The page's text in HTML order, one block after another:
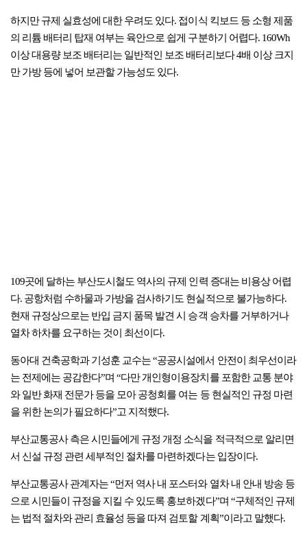
하지만 규제 실효성에 대한 우려도 있다. 접이식 킥보드 등 소형 제품
의 리튬 배터리 탑재 여부는 육안으로 쉽게 구분하기 어렵다. 160Wh
이상 대용량 보조 배터리는 일반적인 보조 배터리보다 4배 이상 크지
만 가방 등에 넣어 보관할 가능성도 있다.
109곳에 달하는 부산도시철도 역사의 규제 인력 증대는 비용상 어렵
다. 공항처럼 수하물과 가방을 검사하기도 현실적으로 불가능하다.
현재 규정상으로는 반입 금지 품목 발견 시 승객 승차를 거부하거나
열차 하차를 요구하는 것이 최선이다.
동아대 건축공학과 기성훈 교수는 “공공시설에서 안전이 최우선이라
는 전제에는 공감한다”며 “다만 개인형이용장치를 포함한 교통 분야
와 일반 화재 전문가 등을 모아 공청회를 여는 등 현실적인 규정 마련
을 위한 논의가 필요하다”고 지적했다.
부산교통공사 측은 시민들에게 규정 개정 소식을 적극적으로 알리면
서 신설 규정 관련 세부적인 절차를 마련하겠다는 입장이다.
부산교통공사 관계자는 “먼저 역사 내 포스터와 열차 내 안내 방송 등
으로 시민들이 규정을 지킬 수 있도록 홍보하겠다”며 “구체적인 규제
는 법적 절차와 관리 효율성 등을 따져 검토할 계획”이라고 말했다.